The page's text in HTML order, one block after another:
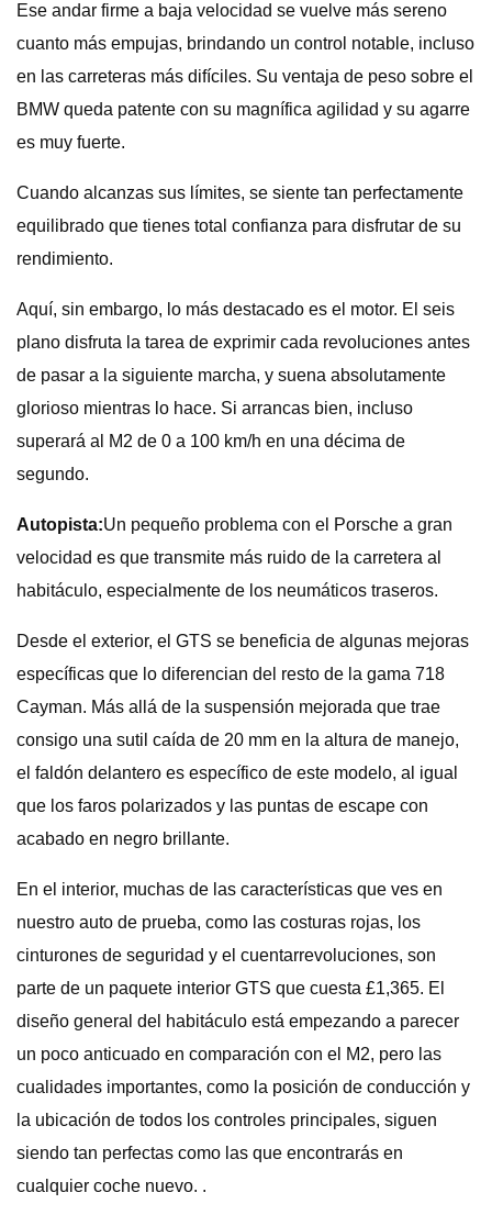
Ese andar firme a baja velocidad se vuelve más sereno
cuanto más empujas, brindando un control notable, incluso
en las carreteras más difíciles. Su ventaja de peso sobre el
BMW queda patente con su magnífica agilidad y su agarre
es muy fuerte.
Cuando alcanzas sus límites, se siente tan perfectamente
equilibrado que tienes total confianza para disfrutar de su
rendimiento.
Aquí, sin embargo, lo más destacado es el motor. El seis
plano disfruta la tarea de exprimir cada revoluciones antes
de pasar a la siguiente marcha, y suena absolutamente
glorioso mientras lo hace. Si arrancas bien, incluso
superará al M2 de 0 a 100 km/h en una décima de
segundo.
Autopista:Un pequeño problema con el Porsche a gran
velocidad es que transmite más ruido de la carretera al
habitáculo, especialmente de los neumáticos traseros.
Desde el exterior, el GTS se beneficia de algunas mejoras
específicas que lo diferencian del resto de la gama 718
Cayman. Más allá de la suspensión mejorada que trae
consigo una sutil caída de 20 mm en la altura de manejo,
el faldón delantero es específico de este modelo, al igual
que los faros polarizados y las puntas de escape con
acabado en negro brillante.
En el interior, muchas de las características que ves en
nuestro auto de prueba, como las costuras rojas, los
cinturones de seguridad y el cuentarrevoluciones, son
parte de un paquete interior GTS que cuesta £1,365. El
diseño general del habitáculo está empezando a parecer
un poco anticuado en comparación con el M2, pero las
cualidades importantes, como la posición de conducción y
la ubicación de todos los controles principales, siguen
siendo tan perfectas como las que encontrarás en
cualquier coche nuevo. .